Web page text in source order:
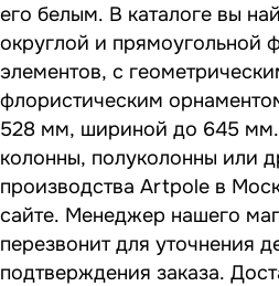
его белым. В каталоге вы
округлой и прямоугольной
элементов, с
флористическим
528 мм, шириной до 645 мм.
колонны, полуколонны или
производства Artpole в
сайте. Менеджер нашего
перезвонит для уточнения
подтверждения заказа.